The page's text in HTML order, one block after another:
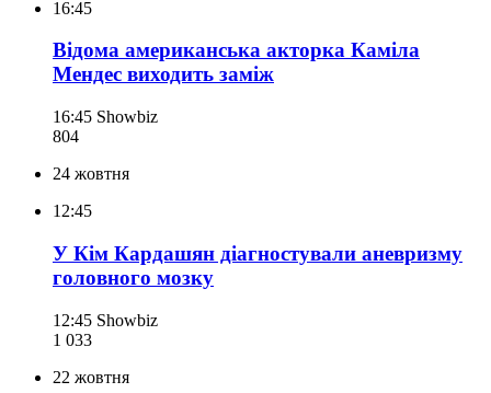
16:45
Відома американська акторка Каміла
Мендес виходить заміж
16:45 Showbiz
804
24 жовтня
12:45
У Кім Кардашян діагностували аневризму
головного мозку
12:45 Showbiz
1 033
22 жовтня